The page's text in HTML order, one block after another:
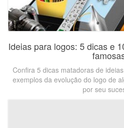
Ideias para logos: 5 dicas e
Confira 5 dicas matadoras de
exemplos da evolução do logo de
por seu